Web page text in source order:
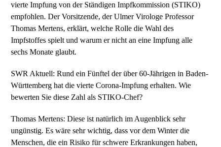
vierte Impfung von der Ständigen Impfkommission (STIKO)
empfohlen. Der Vorsitzende, der Ulmer Virologe Professor
Thomas Mertens, erklärt, welche Rolle die Wahl des
Impfstoffes spielt und warum er nicht an eine Impfung alle
sechs Monate glaubt.
SWR Aktuell: Rund ein Fünftel der über 60-Jährigen in Baden-
Württemberg hat die vierte Corona-Impfung erhalten. Wie
bewerten Sie diese Zahl als STIKO-Chef?
Thomas Mertens: Diese ist natürlich im Augenblick sehr
ungünstig. Es wäre sehr wichtig, dass vor dem Winter die
Menschen, die ein Risiko für schwere Erkrankungen haben,